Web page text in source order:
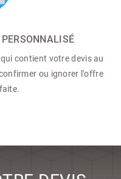
contient votre devis au
ou ignorer l'offre